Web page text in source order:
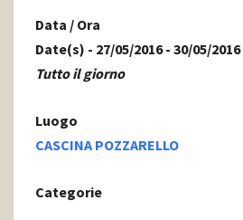
Data / Ora
Date(s) - 27/05/2016 - 30/05/2016
Tutto il giorno
Luogo
CASCINA POZZARELLO
Categorie